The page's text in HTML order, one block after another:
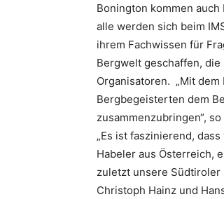
Bonington kommen
alle werden sich beim
ihrem Fachwissen für
Bergwelt geschaffen,
Organisatoren. „Mit
Bergbegeisterten dem
zusammenzubringen“, so
„Es ist faszinierend,
Habeler aus Österreich,
zuletzt unsere Südtiroler
Christoph Hainz und